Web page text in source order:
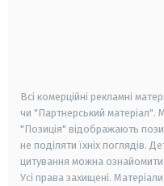
Всі комерційні рекламні
чи "Партнерський матеріал".
"Позиція" відображають
не поділяти їхніх поглядів.
цитування можна
Усі права захищені.